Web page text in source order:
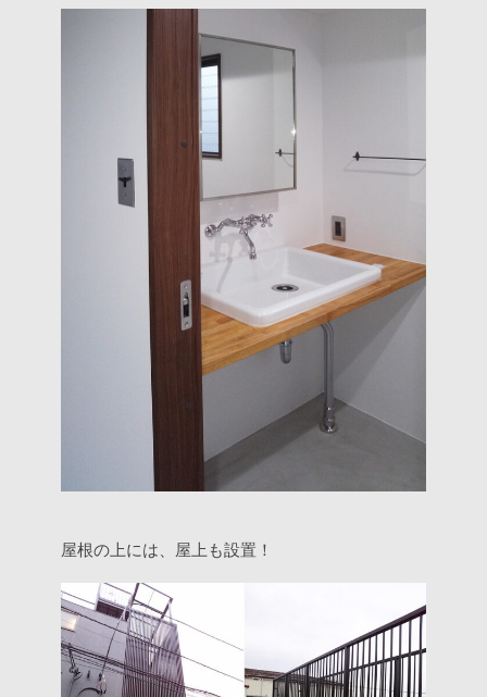
屋根の上には、屋上も設置！